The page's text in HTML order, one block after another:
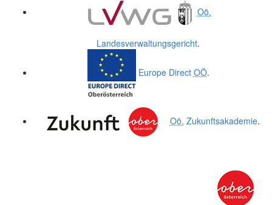
Oö.
Landesverwaltungsgericht.
Europe Direct OÖ.
Oö. Zukunftsakademie.